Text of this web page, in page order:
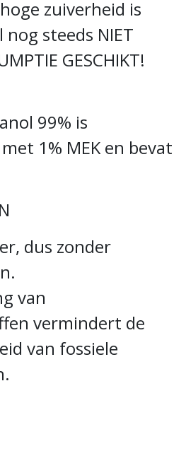
zuiverheid is
steeds NIET
GESCHIKT!
99% is
1% MEK en bevat
dus zonder
van
vermindert de
van fossiele